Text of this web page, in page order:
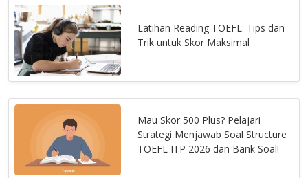
Latihan Reading TOEFL: Tips dan
Trik untuk Skor Maksimal
Mau Skor 500 Plus? Pelajari
Strategi Menjawab Soal Structure
TOEFL ITP 2026 dan Bank Soal!